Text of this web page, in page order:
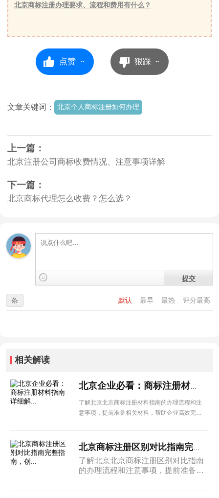
北京商标注册办理要求、流程和费用有什么？
点赞 -- 狠踩 --
文章关键词： 北京个人商标注册如何办理
上一篇：
北京注册公司商标收费情况、注意事项详解
下一篇：
北京商标代理怎么收费？怎么选？
提交
默认 最早 最热 评分最高
条
相关解读
北京企业必看：商标注册材料指南详细解...
了解北京北京商标注册材料指南的办理流程和注
意事项，提前准备相关材料，帮助企业高效完成
北京商标注册区别对比指南完整指南，创...
了解北京北京商标注册区别对比指南
的办理流程和注意事项，提前准备相